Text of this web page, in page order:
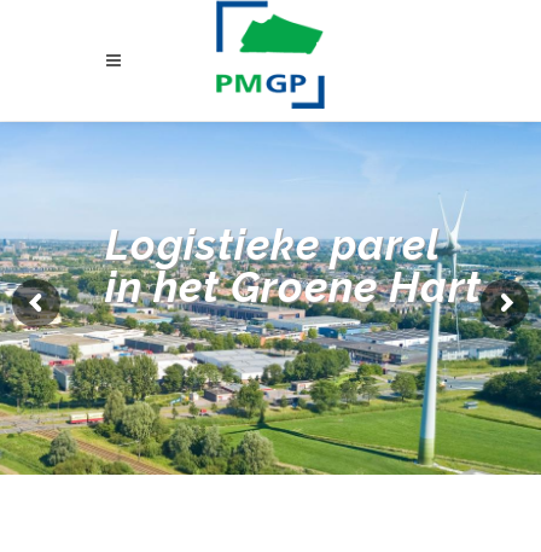
Logistieke parel
in het Groene Hart